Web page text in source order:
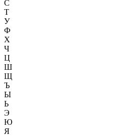
С
Т
У
Ф
Х
Ч
Ц
Ш
Щ
Ъ
Ы
Ь
Э
Ю
Я